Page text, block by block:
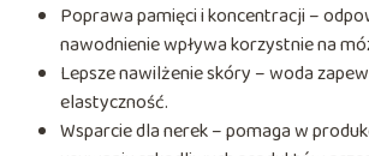
Poprawa pamięci i koncentracji –
nawodnienie wpływa korzystnie na
Lepsze nawilżenie skóry – woda
elastyczność.
Wsparcie dla nerek – pomaga w